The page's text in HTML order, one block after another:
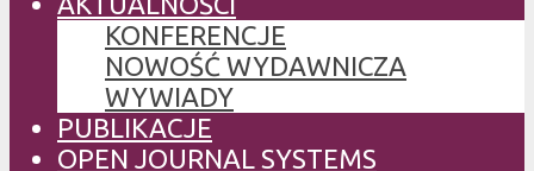
KONFERENCJE
NOWOŚĆ WYDAWNICZA
WYWIADY
PUBLIKACJE
OPEN JOURNAL SYSTEMS